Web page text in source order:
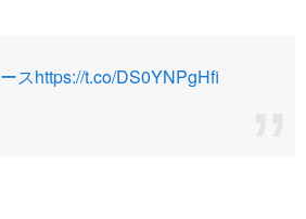
スhttps://t.co/DS0YNPgHfi